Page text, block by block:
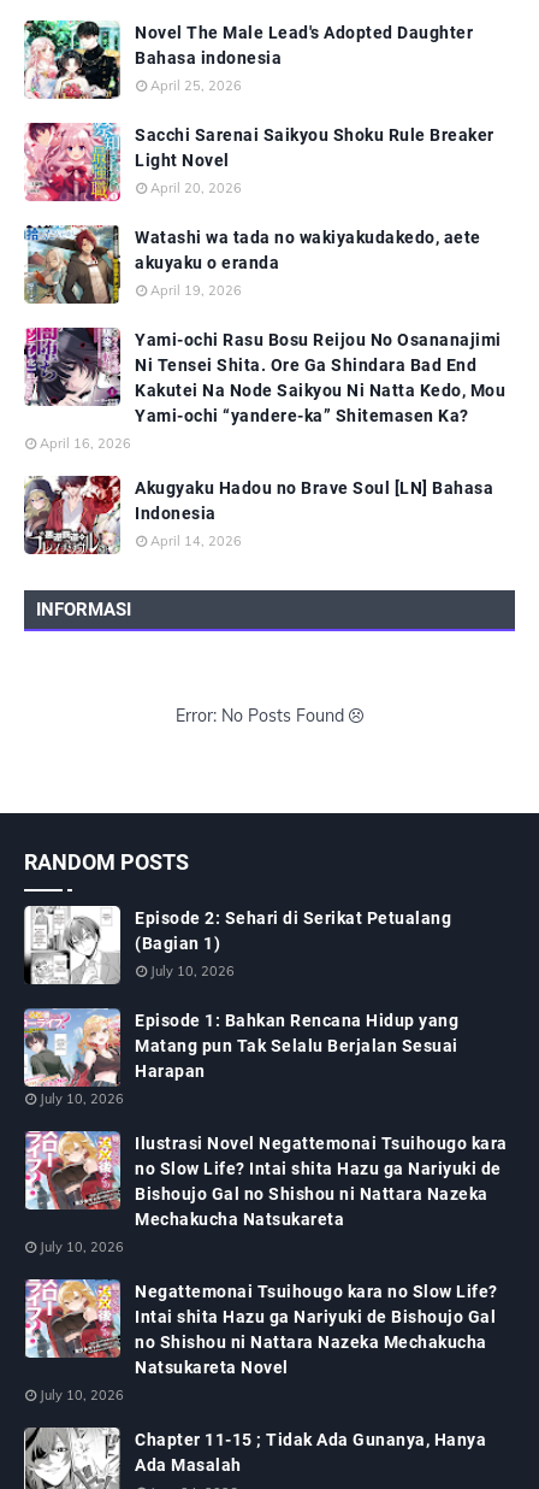
Novel The Male Lead's Adopted Daughter
Bahasa indonesia
April 25, 2026
Sacchi Sarenai Saikyou Shoku Rule Breaker
Light Novel
April 20, 2026
Watashi wa tada no wakiyakudakedo, aete
akuyaku o eranda
April 19, 2026
Yami-ochi Rasu Bosu Reijou No Osananajimi
Ni Tensei Shita. Ore Ga Shindara Bad End
Kakutei Na Node Saikyou Ni Natta Kedo, Mou
Yami-ochi “yandere-ka” Shitemasen Ka?
April 16, 2026
Akugyaku Hadou no Brave Soul [LN] Bahasa
Indonesia
April 14, 2026
INFORMASI
Error: No Posts Found
RANDOM POSTS
Episode 2: Sehari di Serikat Petualang
(Bagian 1)
July 10, 2026
Episode 1: Bahkan Rencana Hidup yang
Matang pun Tak Selalu Berjalan Sesuai
Harapan
July 10, 2026
Ilustrasi Novel Negattemonai Tsuihougo kara
no Slow Life? Intai shita Hazu ga Nariyuki de
Bishoujo Gal no Shishou ni Nattara Nazeka
Mechakucha Natsukareta
July 10, 2026
Negattemonai Tsuihougo kara no Slow Life?
Intai shita Hazu ga Nariyuki de Bishoujo Gal
no Shishou ni Nattara Nazeka Mechakucha
Natsukareta Novel
July 10, 2026
Chapter 11-15 ; Tidak Ada Gunanya, Hanya
Ada Masalah